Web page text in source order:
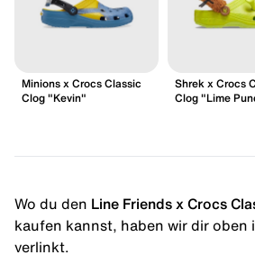
Minions x Crocs Classic
Clog "Kevin"
Shrek x Crocs
Clog "Lime
Wo du den Line Friends x Crocs
kaufen kannst, haben wir dir oben
verlinkt.